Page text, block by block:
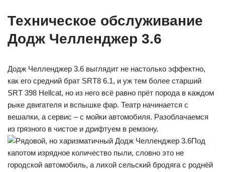
Техническое обслуживание
Додж Челленджер 3.6
Додж Челленджер 3.6 выглядит не настолько эффектно,
как его средний брат SRT8 6.1, и уж тем более старший
SRT 398 Hellcat, но из него всё равно прёт порода в каждом
рыке двигателя и вспышке фар. Театр начинается с
вешалки, а сервис – с мойки автомобиля. Разоблачаемся
из грязного в чистое и дрифтуем в ремзону.
Под
капотом изрядное количество пыли, словно это не
городской автомобиль, а лихой сельский бродяга с роднёй